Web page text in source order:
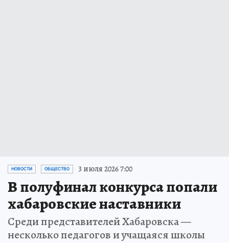
НОВОСТИ ОБЩЕСТВО 3 июля 2026 7:00
В полуфинал конкурса попали
хабаровские наставники
Среди представителей Хабаровска —
несколько педагогов и учащаяся школы